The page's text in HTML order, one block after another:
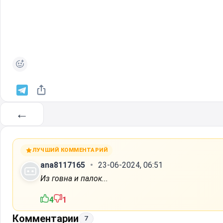
←
ЛУЧШИЙ КОММЕНТАРИЙ
ana8117165
23-06-2024, 06:51
Из говна и палок...
4 1
Комментарии 7